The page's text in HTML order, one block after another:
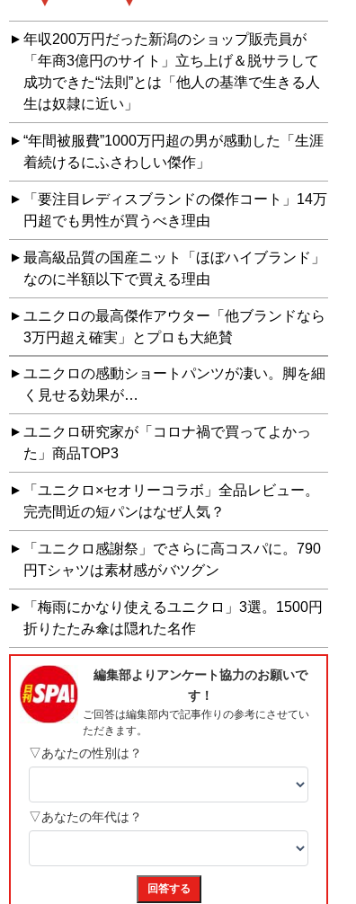
年収200万円だった新潟のショップ販売員が
「年商3億円のサイト」立ち上げ＆脱サラして
成功できた“法則”とは「他人の基準で生きる人
生は奴隷に近い」
“年間被服費”1000万円超の男が感動した「生涯
着続けるにふさわしい傑作」
「要注目レディスブランドの傑作コート」14万
円超でも男性が買うべき理由
最高級品質の国産ニット「ほぼハイブランド」
なのに半額以下で買える理由
ユニクロの最高傑作アウター「他ブランドなら
3万円超え確実」とプロも大絶賛
ユニクロの感動ショートパンツが凄い。脚を細
く見せる効果が…
ユニクロ研究家が「コロナ禍で買ってよかっ
た」商品TOP3
「ユニクロ×セオリーコラボ」全品レビュー。
完売間近の短パンはなぜ人気？
「ユニクロ感謝祭」でさらに高コスパに。790
円Tシャツは素材感がバツグン
「梅雨にかなり使えるユニクロ」3選。1500円
折りたたみ傘は隠れた名作